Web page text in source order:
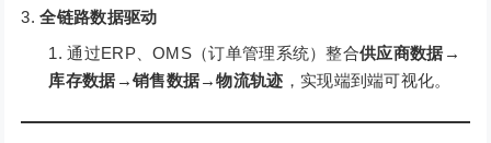
全链路数据驱动
通过ERP、OMS（订单管理系统）整合供应商数据→
库存数据→销售数据→物流轨迹 ，实现端到端可视化。